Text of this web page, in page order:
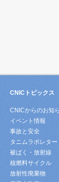
CNICトピックス
CNICからのお知
イベント情報
事故と安全
タニムラボレター
被ばく・放射線
核燃料サイクル
放射性廃棄物